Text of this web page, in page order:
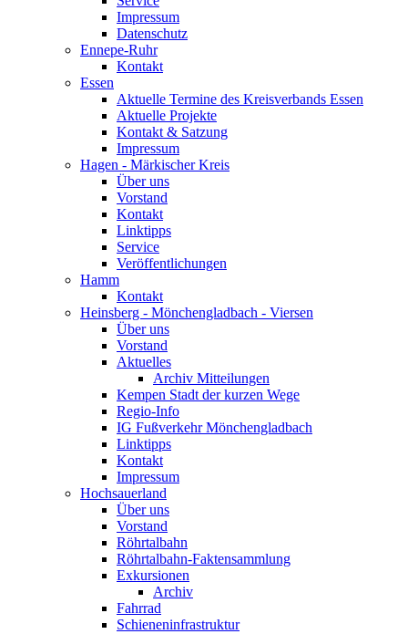
Impressum
Datenschutz
Ennepe-Ruhr
Kontakt
Essen
Aktuelle Termine des Kreisverbands Essen
Aktuelle Projekte
Kontakt & Satzung
Impressum
Hagen - Märkischer Kreis
Über uns
Vorstand
Kontakt
Linktipps
Service
Veröffentlichungen
Hamm
Kontakt
Heinsberg - Mönchengladbach - Viersen
Über uns
Vorstand
Aktuelles
Archiv Mitteilungen
Kempen Stadt der kurzen Wege
Regio-Info
IG Fußverkehr Mönchengladbach
Linktipps
Kontakt
Impressum
Hochsauerland
Über uns
Vorstand
Röhrtalbahn
Röhrtalbahn-Faktensammlung
Exkursionen
Archiv
Fahrrad
Schieneninfrastruktur